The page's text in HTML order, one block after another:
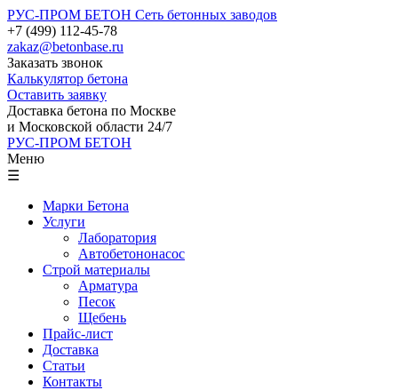
РУС-ПРОМ БЕТОН Сеть бетонных заводов
+7 (499) 112-45-78
zakaz@betonbase.ru
Заказать звонок
Калькулятор бетона
Оставить заявку
Доставка бетона по Москве
и Московской области 24/7
РУС-ПРОМ БЕТОН
Меню
☰
Марки Бетона
Услуги
Лаборатория
Автобетононасос
Строй материалы
Арматура
Песок
Щебень
Прайс-лист
Доставка
Статьи
Контакты